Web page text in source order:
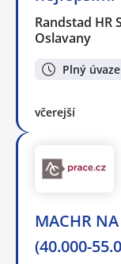
Randstad HR
Oslavany
Plný
včerejší
MACHR
(40.000-